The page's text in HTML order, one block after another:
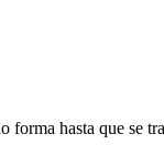
forma hasta que